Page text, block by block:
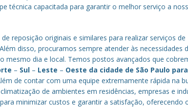
técnica capacitada para garantir o melhor serviço a
reposição originais e similares para realizar serviços de
disso, procuramos sempre atender às necessidades
mesmo dia e local. Temos postos avançados que
– Sul – Leste – Oeste da cidade de São Paulo para
de contar com uma equipe extremamente rápida na
de ambientes em residências, empresas e
minimizar custos e garantir a satisfação, oferecendo